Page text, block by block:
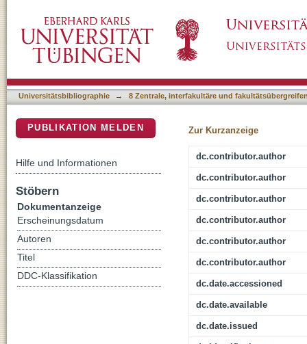
Cultured on Cryptococcus Yeasts
Universitätsbibliographie → 8 Zentrale, interfakultäre und
Zur Kurzanzeige
dc.contributor.author
dc.contributor.author
dc.contributor.author
dc.contributor.author
dc.contributor.author
dc.contributor.author
dc.date.accessioned
dc.date.available
dc.date.issued
PUBLIKATION MELDEN
Hilfe und Informationen
Stöbern
Dokumentanzeige
Erscheinungsdatum
Autoren
Titel
DDC-Klassifikation